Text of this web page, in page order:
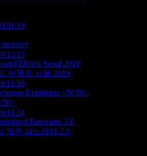
01/19
12/13
Effects Seoul 2019
이펙트 서울 2019
11/30
Exhibition <50/50>
50>
11/24
Panorama 2.0
않은 파노라마 2.0